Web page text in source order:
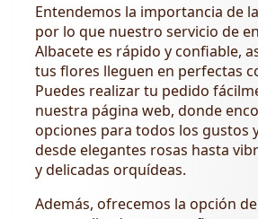
Entendemos la importancia de
por lo que nuestro servicio de
Albacete es rápido y confiable,
tus flores lleguen en perfectas
Puedes realizar tu pedido
nuestra página web, donde
opciones para todos los gustos
desde elegantes rosas hasta
y delicadas orquídeas.
Además, ofrecemos la opción